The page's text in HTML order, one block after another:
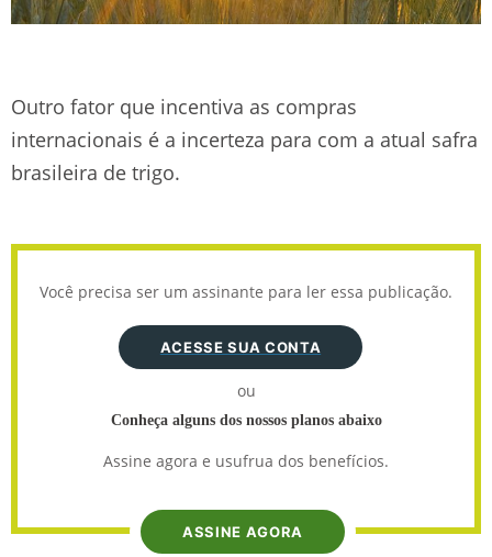
Outro fator que incentiva as compras
internacionais é a incerteza para com a atual safra
brasileira de trigo.
Você precisa ser um assinante para ler essa publicação.
ACESSE SUA CONTA
ou
Conheça alguns dos nossos planos abaixo
Assine agora e usufrua dos benefícios.
ASSINE AGORA